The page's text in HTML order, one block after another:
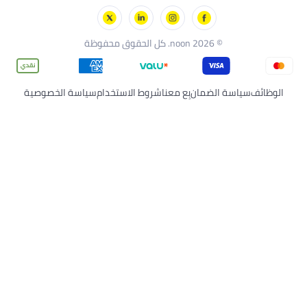
سياسة الضمانبِع معناشروط الاستخدامسياسة الخصوصية